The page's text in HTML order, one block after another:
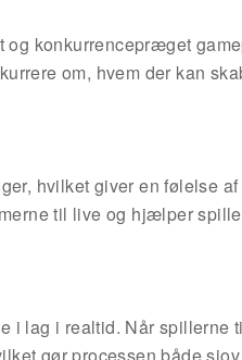
konkurrencepræget
om, hvem der kan
hvilket giver en følelse af
til live og hjælper
i lag i realtid. Når spillerne